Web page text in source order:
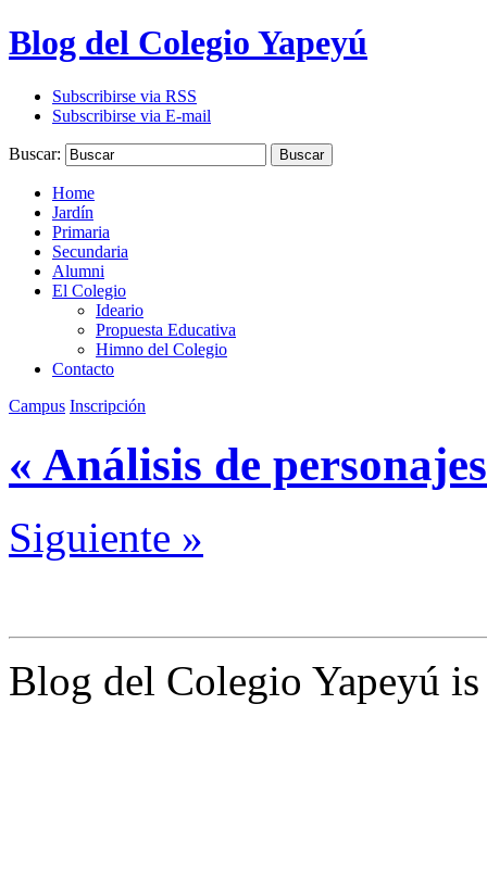
Blog del Colegio Yapeyú
Subscribirse via RSS
Subscribirse via E-mail
Buscar: Buscar
Home
Jardín
Primaria
Secundaria
Alumni
El Colegio
Ideario
Propuesta Educativa
Himno del Colegio
Contacto
Campus Inscripción
« Análisis de personajes
Siguiente »
Blog del Colegio Yapeyú